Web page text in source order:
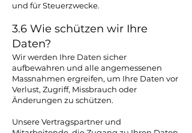
und für Steuerzwecke.
3.6 Wie schützen wir Ihre
Daten?
Wir werden Ihre Daten sicher
aufbewahren und alle angemessenen
Massnahmen ergreifen, um Ihre Daten vor
Verlust, Zugriff, Missbrauch oder
Änderungen zu schützen.
Unsere Vertragspartner und